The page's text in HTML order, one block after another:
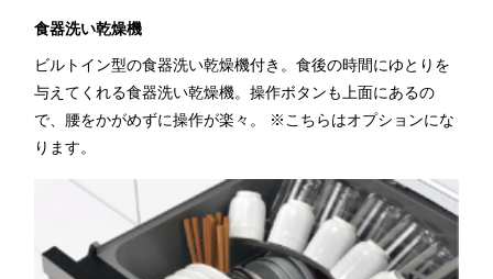
食器洗い乾燥機
ビルトイン型の食器洗い乾燥機付き。食後の時間にゆとりを
与えてくれる食器洗い乾燥機。操作ボタンも上面にあるの
で、腰をかがめずに操作が楽々。 ※こちらはオプションにな
ります。